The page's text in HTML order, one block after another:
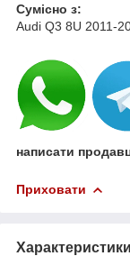
Cумісно з:
Audi Q3 8U 2011-
написати
Приховати
Характеристики